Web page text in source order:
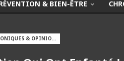
& BIEN-ÊTRE
CHRONIQUES & OPINIONS